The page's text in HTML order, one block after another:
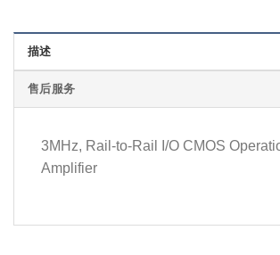
描述
售后服务
3MHz, Rail-to-Rail I/O CMOS
Amplifier